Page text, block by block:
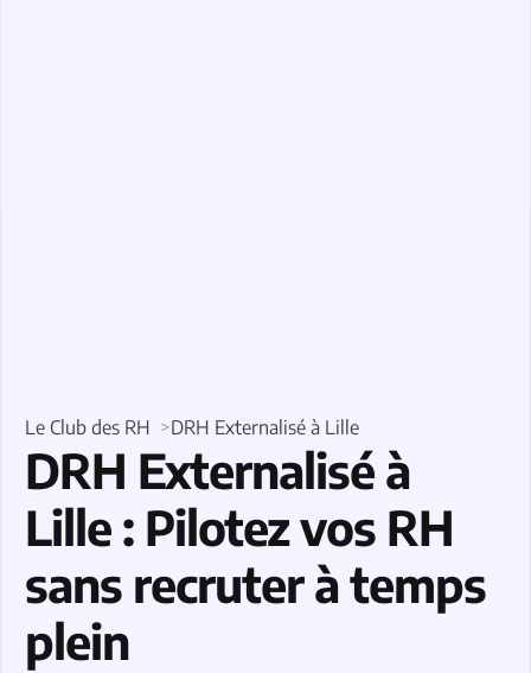
Le Club des RH DRH Externalisé à Lille
DRH Externalisé à
Lille : Pilotez vos RH
sans recruter à temps
plein